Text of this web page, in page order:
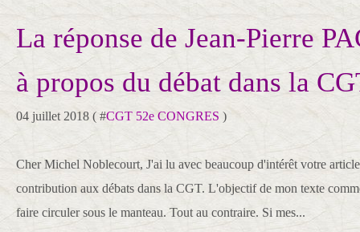
La réponse de Jean-Pierre
à propos du débat dans la
04 juillet 2018 ( #CGT 52e CONGRES )
Cher Michel Noblecourt, J'ai lu avec beaucoup d'intérêt votre
contribution aux débats dans la CGT. L'objectif de mon texte
faire circuler sous le manteau. Tout au contraire. Si mes...